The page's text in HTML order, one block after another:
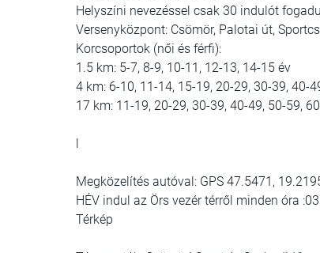
Helyszíni nevezéssel csak 30 indulót
Versenyközpont: Csömör, Palotai út,
Korcsoportok (női és férfi):
1.5 km: 5-7, 8-9, 10-11, 12-13, 14-15 év
4 km: 6-10, 11-14, 15-19, 20-29, 30-39, 40-
17 km: 11-19, 20-29, 30-39, 40-49, 50-59,
l
Megközelítés autóval: GPS 47.5471,
HÉV indul az Örs vezér térről minden óra
Térkép